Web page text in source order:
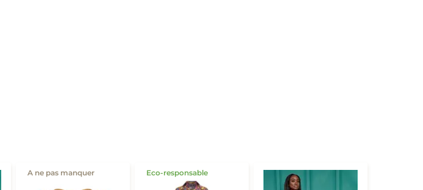
A ne pas manquer Eco-responsable